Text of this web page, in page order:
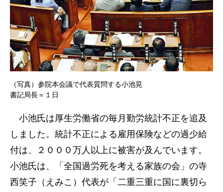
（写真）参院本会議で代表質問する小池晃
書記局長＝１日
小池氏は厚生労働省の毎月勤労統計不正を追及
しました。統計不正による雇用保険などの過少給
付は、２０００万人以上に被害が及んでいます。
小池氏は、「全国過労死を考える家族の会」の寺
西笑子（えみこ）代表が「二重三重に国に裏切ら